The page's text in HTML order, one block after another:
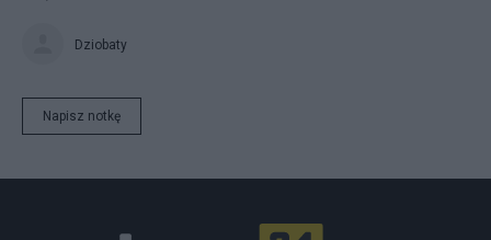
Dziobaty
Napisz notkę